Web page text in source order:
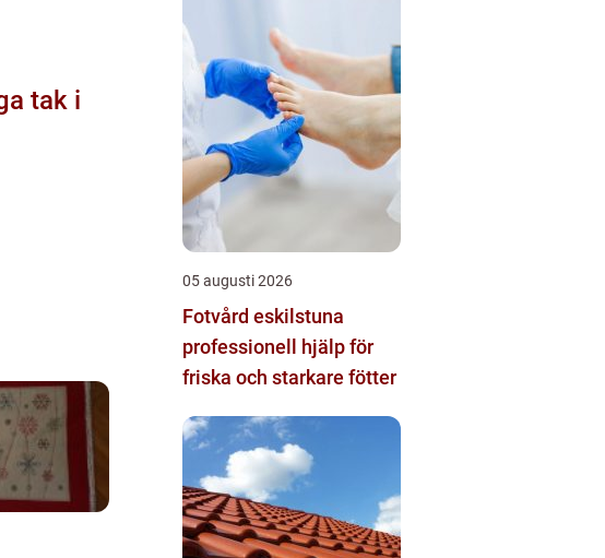
05 augusti 2026
Fotvård eskilstuna
professionell hjälp för
friska och starkare fötter